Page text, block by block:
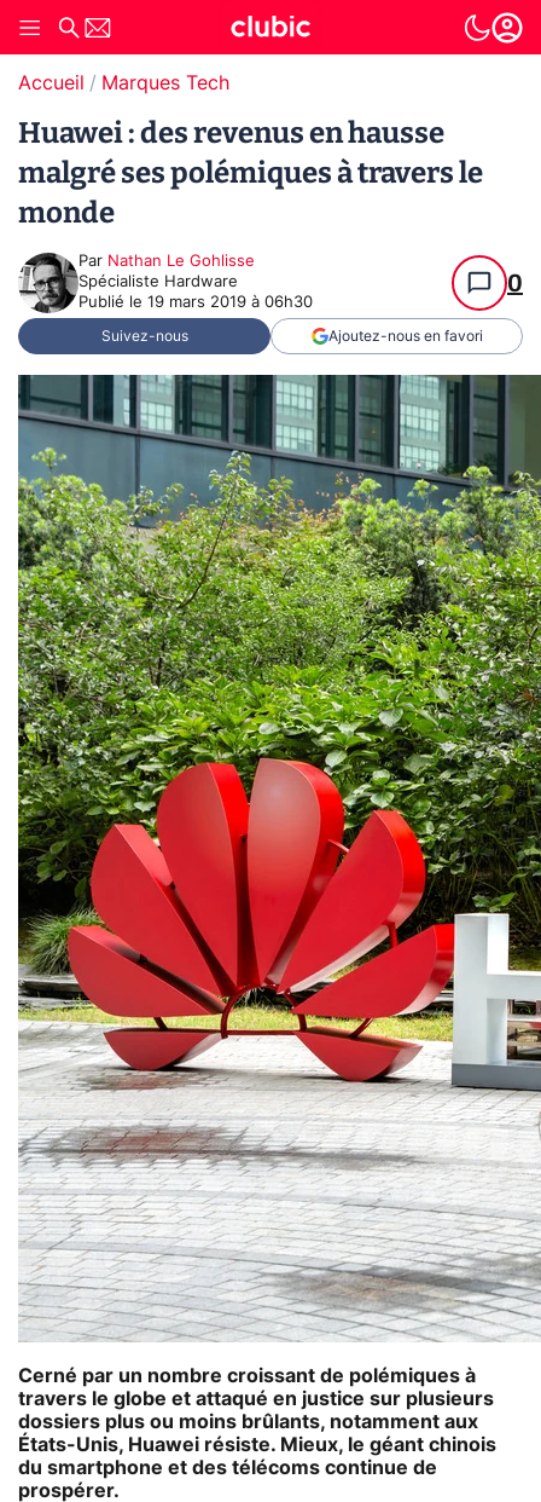
Accueil Marques Tech
Huawei : des revenus en hausse
malgré ses polémiques à travers le
monde
Par Nathan Le Gohlisse
Spécialiste Hardware
Publié le 19 mars 2019 à 06h30
0
Suivez-nous Ajoutez-nous en favori
Cerné par un nombre croissant de polémiques à
travers le globe et attaqué en justice sur plusieurs
dossiers plus ou moins brûlants, notamment aux
États-Unis, Huawei résiste. Mieux, le géant chinois
du smartphone et des télécoms continue de
prospérer.